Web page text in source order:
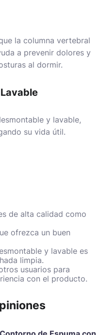
la columna vertebral
a prevenir dolores y
al dormir.
y lavable,
su vida útil.
de alta calidad como
ofrezca un buen
y lavable es
limpia.
usuarios para
con el producto.